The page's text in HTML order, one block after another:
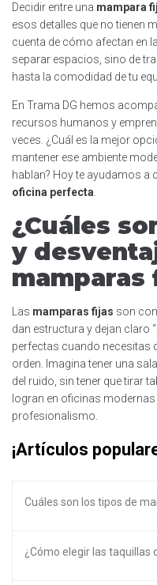
Decidir entre una mampara
esos detalles que no tienen
cuenta de cómo afectan en
separar espacios, sino de
hasta la comodidad de tu
En Trama DG hemos
recursos humanos y
veces. ¿Cuál es la mejor
mantener ese ambiente
hablan? Hoy te ayudamos a
oficina perfecta
¿Cuáles
y
mamparas
Las mamparas fijas son
dan estructura y dejan claro
perfectas cuando necesitas
orden. Imagina tener una
del ruido, sin tener que tirar
logran en oficinas
profesionalismo.
¡Artículos
Cuáles son los tipos de
¿Cómo elegir las taquillas